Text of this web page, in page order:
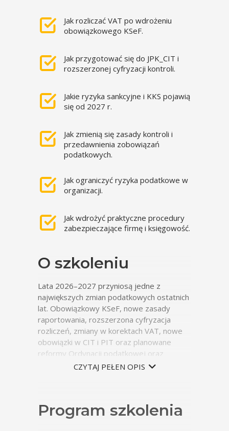
Jak rozliczać VAT po wdrożeniu
obowiązkowego KSeF.
Jak przygotować się do JPK_CIT i
rozszerzonej cyfryzacji kontroli.
Jakie ryzyka sankcyjne i KKS pojawią
się od 2027 r.
Jak zmienią się zasady kontroli i
przedawnienia zobowiązań
podatkowych.
Jak ograniczyć ryzyka podatkowe w
organizacji.
Jak wdrożyć praktyczne procedury
zabezpieczające firmę i księgowość.
O szkoleniu
Lata 2026–2027 przyniosą jedne z
największych zmian podatkowych ostatnich
lat. Obowiązkowy KSeF, nowe zasady
raportowania, rozszerzona cyfryzacja
rozliczeń, zmiany w korektach VAT, nowe
obowiązki w CIT i PIT oraz planowane
reformy Ordynacji podatkowej oraz
kontrola B2B przez PIP istotnie wpłyną na
obowiązujące już zmiany, jak i
projektowane regulacje planowane na
CZYTAJ PEŁEN OPIS
Program szkolenia